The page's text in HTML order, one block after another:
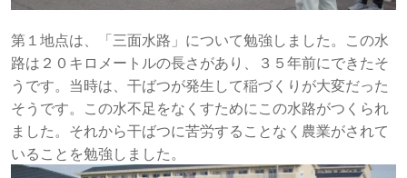
第１地点は、「三面水路」について勉強しました。この水
路は２０キロメートルの長さがあり、３５年前にできたそ
うです。当時は、干ばつが発生して稲づくりが大変だった
そうです。この水不足をなくすためにこの水路がつくられ
ました。それから干ばつに苦労することなく農業がされて
いることを勉強しました。